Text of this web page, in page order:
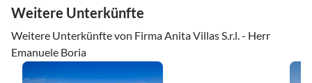
Weitere Unterkünfte
Weitere Unterkünfte von Firma Anita Villas S.r.l. - Herr
Emanuele Boria